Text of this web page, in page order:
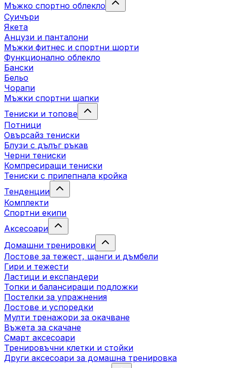
Мъжко спортно облекло
Суичъри
Якета
Aнцузи и панталони
Mъжки фитнес и спортни шорти
Функционално облекло
Бански
Бельо
Чорапи
Mъжки спортни шапки
Тениски и топове
Потници
Овърсайз тениски
Блузи с дълъг ръкав
Черни тениски
Компресиращи тениски
Тениски с прилепнала кройка
Тенденции
Комплекти
Спортни екипи
Аксесоари
Домашни тренировки
Лостове за тежест, щанги и дъмбели
Гири и тежести
Ластици и експандери
Топки и балансиращи подложки
Постелки за упражнения
Лостове и успоредки
Мулти тренажори за окачване
Въжета за скачане
Смарт аксесоари
Тренировъчни клетки и стойки
Други аксесоари за домашна тренировка